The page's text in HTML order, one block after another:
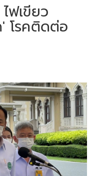
ฟเขียว
โรคติดต่อ